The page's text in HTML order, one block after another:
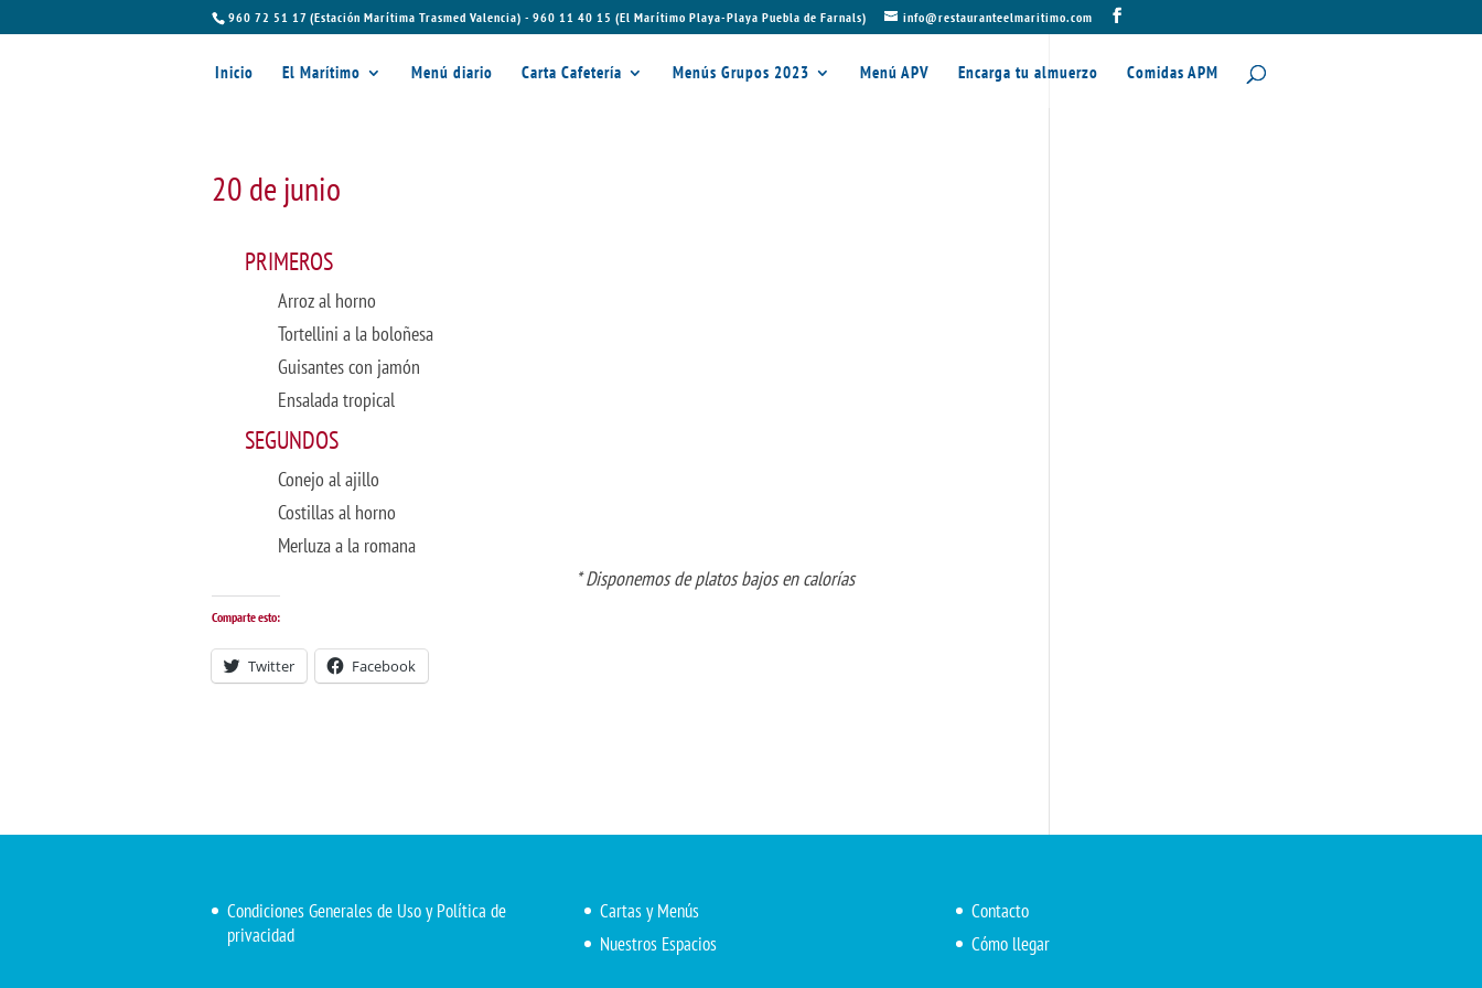
960 72 51 17 (Estación Marítima Trasmed Valencia) - 960 11 40 15 (El Marítimo Playa-Playa Puebla de Farnals) info@restauranteelmaritimo.com
Inicio El Marítimo Menú diario Carta Cafetería Menús Grupos 2023 Menú APV Encarga tu almuerzo Comidas APM
20 de junio
PRIMEROS
Arroz al horno
Tortellini a la boloñesa
Guisantes con jamón
Ensalada tropical
SEGUNDOS
Conejo al ajillo
Costillas al horno
Merluza a la romana
* Disponemos de platos bajos en calorías
Comparte esto:
Twitter Facebook
Condiciones Generales de Uso y Política de
privacidad
Cartas y Menús
Nuestros Espacios
Contacto
Cómo llegar